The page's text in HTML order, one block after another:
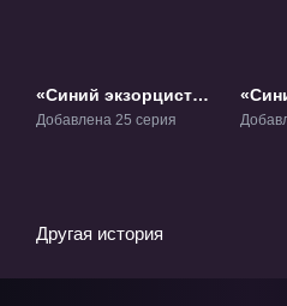
«Синий экзорцист»
ТВ-1
Добавлена 25 серия
Другая история